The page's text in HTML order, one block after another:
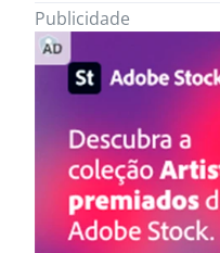
Publicidade